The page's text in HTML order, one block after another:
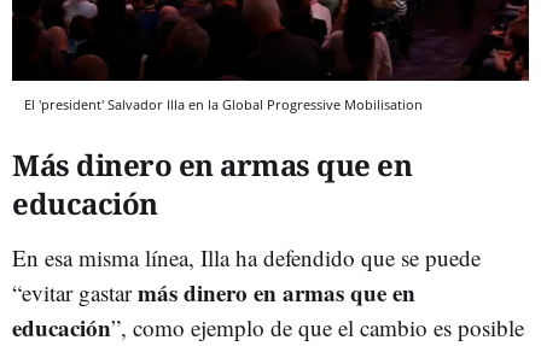
El 'president' Salvador Illa en la Global Progressive Mobilisation
Más dinero en armas que en
educación
En esa misma línea, Illa ha defendido que se puede
“evitar gastarmás dinero en armas que en
educación”, como ejemplo de que el cambio es posible